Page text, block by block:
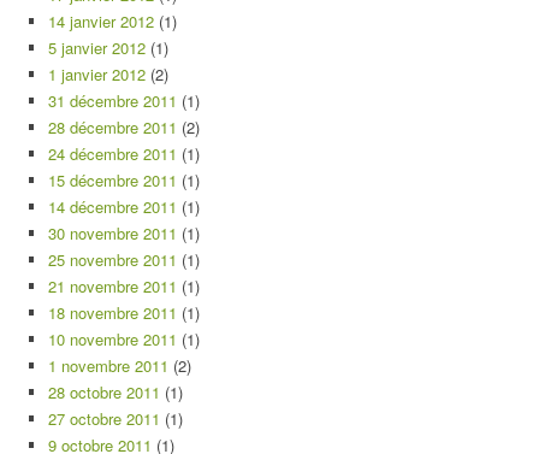
14 janvier 2012 (1)
5 janvier 2012 (1)
1 janvier 2012 (2)
31 décembre 2011 (1)
28 décembre 2011 (2)
24 décembre 2011 (1)
15 décembre 2011 (1)
14 décembre 2011 (1)
30 novembre 2011 (1)
25 novembre 2011 (1)
21 novembre 2011 (1)
18 novembre 2011 (1)
10 novembre 2011 (1)
1 novembre 2011 (2)
28 octobre 2011 (1)
27 octobre 2011 (1)
9 octobre 2011 (1)